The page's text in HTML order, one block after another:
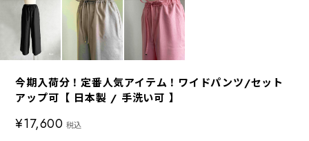
今期入荷分！定番人気アイテム！ワイドパンツ/セット
アップ可【 日本製 / 手洗い可 】
¥17,600 税込